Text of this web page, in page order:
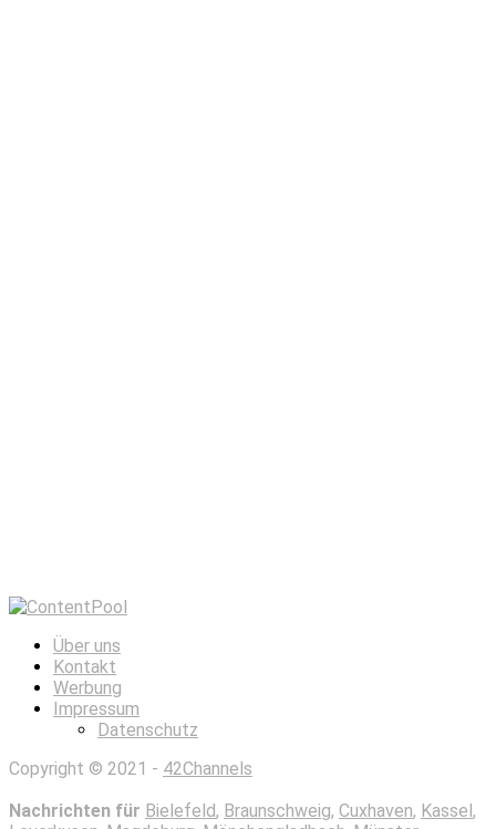
Über uns
Kontakt
Werbung
Impressum
Datenschutz
Copyright © 2021 - 42Channels
Nachrichten für Bielefeld, Braunschweig, Cuxhaven, Kassel,